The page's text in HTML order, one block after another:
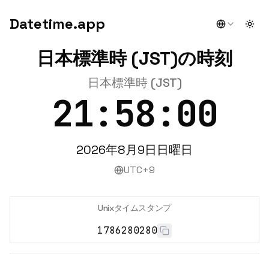
Datetime.app
日本標準時 (JST)の時刻
日本標準時 (JST)
21:58:00
2026年8月9日日曜日
UTC+9
Unixタイムスタンプ
1786280280